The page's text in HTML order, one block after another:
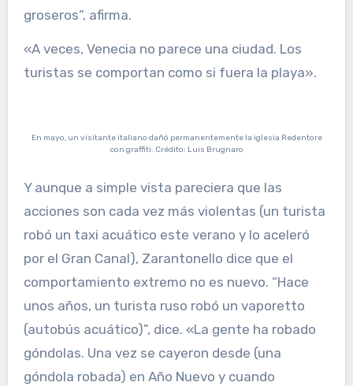
groseros”, afirma.
«A veces, Venecia no parece una ciudad. Los
turistas se comportan como si fuera la playa».
En mayo, un visitante italiano dañó permanentemente la iglesia Redentore
con graffiti. Crédito: Luis Brugnaro
Y aunque a simple vista pareciera que las
acciones son cada vez más violentas (un turista
robó un taxi acuático este verano y lo aceleró
por el Gran Canal), Zarantonello dice que el
comportamiento extremo no es nuevo. “Hace
unos años, un turista ruso robó un vaporetto
(autobús acuático)”, dice. «La gente ha robado
góndolas. Una vez se cayeron desde (una
góndola robada) en Año Nuevo y cuando